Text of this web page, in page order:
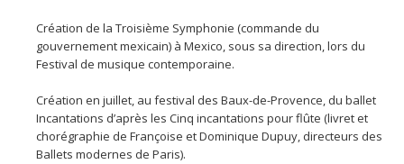
Création de la Troisième Symphonie (commande du
gouvernement mexicain) à Mexico, sous sa direction, lors du
Festival de musique contemporaine.
Création en juillet, au festival des Baux-de-Provence, du ballet
Incantations d’après les Cinq incantations pour flûte (livret et
chorégraphie de Françoise et Dominique Dupuy, directeurs des
Ballets modernes de Paris).